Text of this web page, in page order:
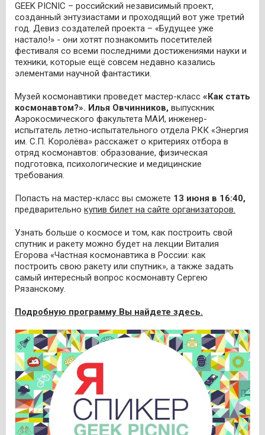
GEEK PICNIC – российский независимый проект,
созданный энтузиастами и проходящий вот уже третий
год. Девиз создателей проекта – «Будущее уже
настало!» - они хотят познакомить посетителей
фестиваля со всеми последними достижениями науки и
техники, которые ещё совсем недавно казались
элементами научной фантастики.
Музей космонавтики проведет мастер-класс «Как стать
космонавтом?». Илья Овчинников, выпускник
Аэрокосмического факультета МАИ, инженер-
испытатель летно-испытательного отдела РКК «Энергия
им. С.П. Королёва» расскажет о критериях отбора в
отряд космонавтов: образование, физическая
подготовка, психологические и медицинские
требования.
Попасть на мастер-класс вы сможете 13 июня в 16:40,
предварительно купив билет на сайте организаторов.
Узнать больше о космосе и том, как построить свой
спутник и ракету можно будет на лекции Виталия
Егорова «Частная космонавтика в России: как
построить свою ракету или спутник», а также задать
самый интересный вопрос космонавту Сергею
Рязанскому.
Подробную программу Вы найдете здесь.